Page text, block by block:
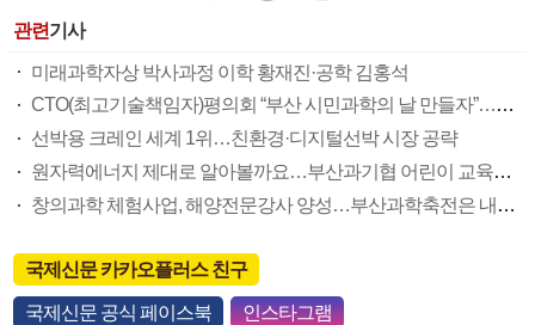
관련기사
미래과학자상 박사과정 이학 황재진·공학 김홍석
CTO(최고기술책임자)평의회 “부산 시민과학의 날 만들자”…市도 긍정적
선박용 크레인 세계 1위…친환경·디지털선박 시장 공략
원자력에너지 제대로 알아볼까요…부산과기협 어린이 교육프로그램
창의과학 체험사업, 해양전문강사 양성…부산과학축전은 내달 개최
국제신문 카카오플러스 친구
국제신문 공식 페이스북 인스타그램